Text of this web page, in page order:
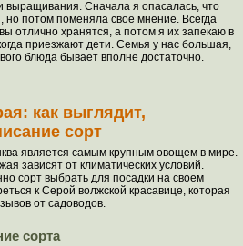
выращивания. Сначала я опасалась, что
но потом поменяла свое мнение. Всегда
отлично хранятся, а потом я их запекаю в
приезжают дети. Семья у нас большая,
блюда бывает вполне достаточно.
как выглядит,
сорт
является самым крупным овощем в мире.
зависят от климатических условий.
сорт выбрать для посадки на своем
к Серой волжской красавице, которая
от садоводов.
сорта